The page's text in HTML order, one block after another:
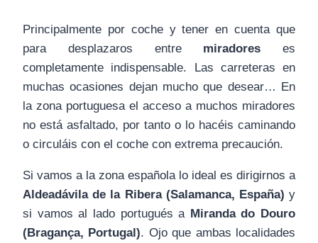
Principalmente por coche y tener en cuenta que
para desplazaros entre miradores es
completamente indispensable. Las carreteras en
muchas ocasiones dejan mucho que desear… En
la zona portuguesa el acceso a muchos miradores
no está asfaltado, por tanto o lo hacéis caminando
o circuláis con el coche con extrema precaución.
Si vamos a la zona española lo ideal es dirigirnos a
Aldeadávila de la Ribera (Salamanca, España) y
si vamos al lado portugués a Miranda do Douro
(Bragança, Portugal). Ojo que ambas localidades